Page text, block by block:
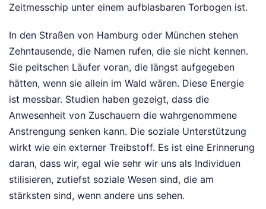
Zeitmesschip unter einem aufblasbaren Torbogen ist.
In den Straßen von Hamburg oder München stehen
Zehntausende, die Namen rufen, die sie nicht kennen.
Sie peitschen Läufer voran, die längst aufgegeben
hätten, wenn sie allein im Wald wären. Diese Energie
ist messbar. Studien haben gezeigt, dass die
Anwesenheit von Zuschauern die wahrgenommene
Anstrengung senken kann. Die soziale Unterstützung
wirkt wie ein externer Treibstoff. Es ist eine Erinnerung
daran, dass wir, egal wie sehr wir uns als Individuen
stilisieren, zutiefst soziale Wesen sind, die am
stärksten sind, wenn andere uns sehen.